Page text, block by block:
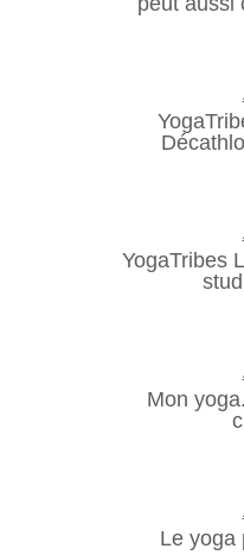
YogaTribes
Mon
Le yoga